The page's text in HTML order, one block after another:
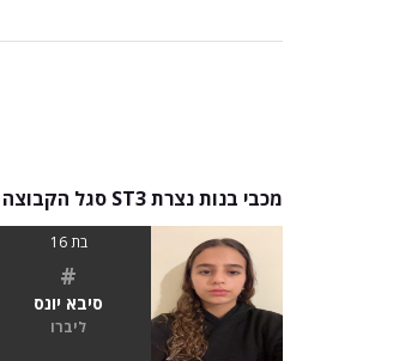
מכבי בנות נצרת ST3 סגל הקבוצה
בת 16
#
סיבא יונס
ליברו